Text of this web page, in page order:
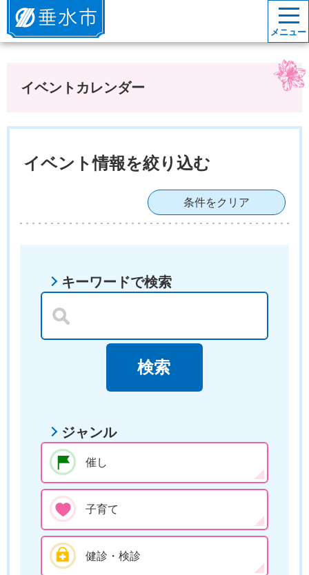
垂水市
メニュー
イベントカレンダー
イベント情報を絞り込む
条件をクリア
キーワードで検索
ジャンル
催し
子育て
健診・検診